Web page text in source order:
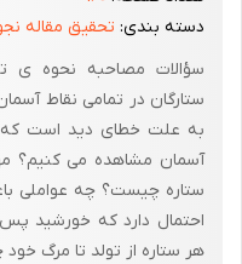
از این نقاط‌اند. قضایای
این تکینگی که در زمانهای
جهان را از نقطه‌ای با
نظریه‌ای کلاسیکی است و در
پس بررسی چنین نقاطی
(نسبیت عام) سازگار شده و
دسته بندی: تحقیق مقاله
سؤالات مصاحبه نحوه ی
ستارگان در تمامی نقاط
به علت خطای دید است که
آسمان مشاهده می کنیم؟
ستاره چیست؟ چه عواملی
احتمال دارد که خورشید
هر ستاره از تولد تا مرگ خود